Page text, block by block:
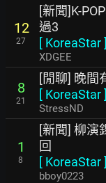
12
27
[新聞]K-
過3
[ KoreaStar]
XDGEE
8
21
[閒聊] 晚間
[ KoreaStar]
StressND
1
8
[新聞] 柳演
回
[ KoreaStar]
bboy0223